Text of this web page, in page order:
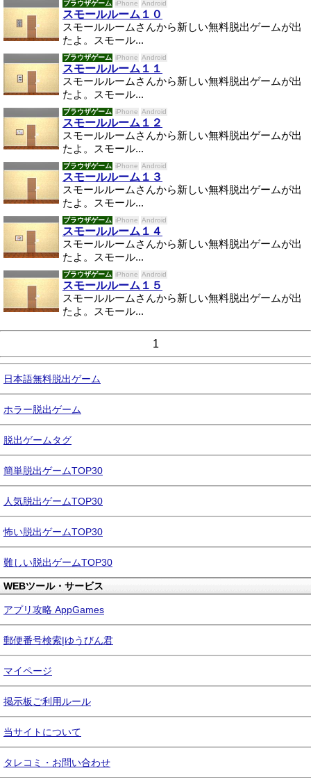
ブラウザゲーム iPhone Android
スモールルーム１０
スモールルームさんから新しい無料脱出ゲームが出
たよ。スモール...
ブラウザゲーム iPhone Android
スモールルーム１１
スモールルームさんから新しい無料脱出ゲームが出
たよ。スモール...
ブラウザゲーム iPhone Android
スモールルーム１２
スモールルームさんから新しい無料脱出ゲームが出
たよ。スモール...
ブラウザゲーム iPhone Android
スモールルーム１３
スモールルームさんから新しい無料脱出ゲームが出
たよ。スモール...
ブラウザゲーム iPhone Android
スモールルーム１４
スモールルームさんから新しい無料脱出ゲームが出
たよ。スモール...
ブラウザゲーム iPhone Android
スモールルーム１５
スモールルームさんから新しい無料脱出ゲームが出
たよ。スモール...
1
日本語無料脱出ゲーム
ホラー脱出ゲーム
脱出ゲームタグ
簡単脱出ゲームTOP30
人気脱出ゲームTOP30
怖い脱出ゲームTOP30
難しい脱出ゲームTOP30
WEBツール・サービス
アプリ攻略 AppGames
郵便番号検索|ゆうびん君
マイページ
掲示板ご利用ルール
当サイトについて
タレコミ・お問い合わせ